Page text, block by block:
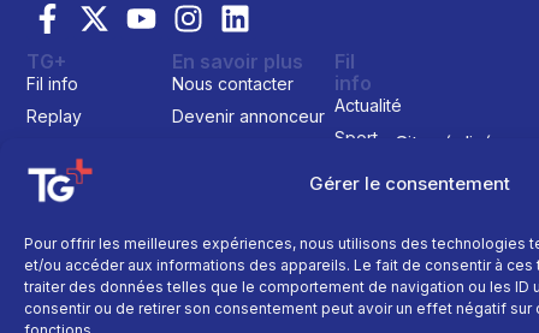
Gérer le consentement
Pour offrir les meilleures expériences, nous utilisons des technologies
et/ou accéder aux informations des appareils. Le fait de consentir à
traiter des données telles que le comportement de navigation ou les ID
consentir ou de retirer son consentement peut avoir un effet négatif
Site réalisé par
TG+
Fil info
Replay
Programme TV
Le média
En savoir plus
Nous contacter
Devenir annonceur
Politique cookie
Fil
info
Actualité
Sport
Faits
divers
Événements
Économie